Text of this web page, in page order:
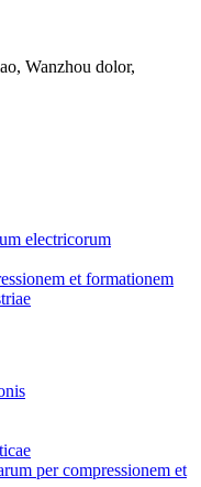
Wanzhou dolor,
electricorum
et formationem
per compressionem et